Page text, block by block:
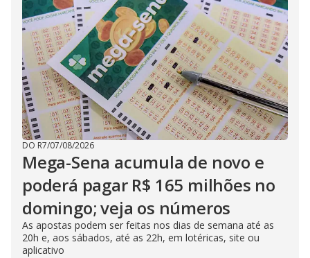
DO R7/07/08/2026
Mega-Sena acumula de novo e
poderá pagar R$ 165 milhões no
domingo; veja os números
As apostas podem ser feitas nos dias de semana até as
20h e, aos sábados, até as 22h, em lotéricas, site ou
aplicativo